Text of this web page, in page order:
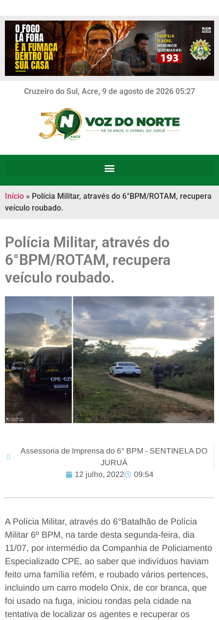
Cruzeiro do Sul, Acre, 9 de agosto de 2026 05:27
Início » Polícia Militar, através do 6°BPM/ROTAM, recupera
veículo roubado.
Polícia Militar, através do
6°BPM/ROTAM, recupera
veículo roubado.
Assessoria de Imprensa do 6° BPM - SENTINELA DO
JURUÁ
12 julho, 2022
09:54
A Polícia Militar, através do 6°Batalhão de Polícia
Militar 6º BPM, na tarde desta segunda-feira, dia
11/07, por intermédio da Companhia de Policiamento
Especializado CPE, ao saber que indivíduos haviam
feito uma família refém, e roubado vários pertences,
incluindo um carro modelo Onix, de cor branca, que
foi usado na fuga, iniciou rondas pela cidade na
tentativa de localizar os agentes e recuperar os